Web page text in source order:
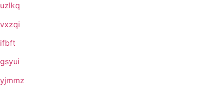
uzlkq
vxzqi
ifbft
gsyui
yjmmz